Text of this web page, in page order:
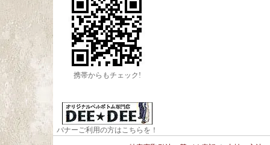
携帯からもチェック!
バナーご利用の方はこちらを！